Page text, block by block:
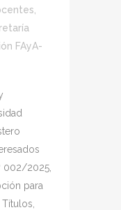
FAyA-
002/2025,
para